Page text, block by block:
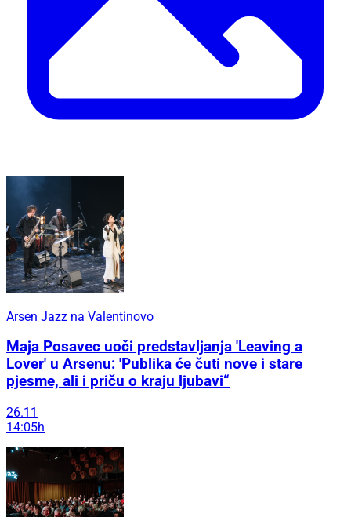
Arsen Jazz na Valentinovo
Maja Posavec uoči predstavljanja 'Leaving a
Lover' u Arsenu: 'Publika će čuti nove i stare
pjesme, ali i priču o kraju ljubavi“
26.11
14:05h